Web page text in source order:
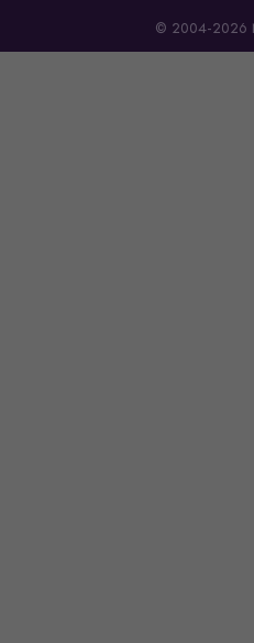
© 2004-2026